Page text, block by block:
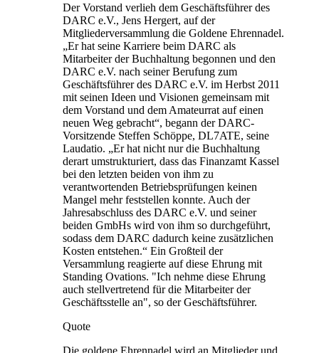
Der Vorstand verlieh dem Geschäftsführer des
DARC e.V., Jens Hergert, auf der
Mitgliederversammlung die Goldene Ehrennadel.
„Er hat seine Karriere beim DARC als
Mitarbeiter der Buchhaltung begonnen und den
DARC e.V. nach seiner Berufung zum
Geschäftsführer des DARC e.V. im Herbst 2011
mit seinen Ideen und Visionen gemeinsam mit
dem Vorstand und dem Amateurrat auf einen
neuen Weg gebracht“, begann der DARC-
Vorsitzende Steffen Schöppe, DL7ATE, seine
Laudatio. „Er hat nicht nur die Buchhaltung
derart umstrukturiert, dass das Finanzamt Kassel
bei den letzten beiden von ihm zu
verantwortenden Betriebsprüfungen keinen
Mangel mehr feststellen konnte. Auch der
Jahresabschluss des DARC e.V. und seiner
beiden GmbHs wird von ihm so durchgeführt,
sodass dem DARC dadurch keine zusätzlichen
Kosten entstehen.“ Ein Großteil der
Versammlung reagierte auf diese Ehrung mit
Standing Ovations. "Ich nehme diese Ehrung
auch stellvertretend für die Mitarbeiter der
Geschäftsstelle an", so der Geschäftsführer.
Quote
Die goldene Ehrennadel wird an Mitglieder und